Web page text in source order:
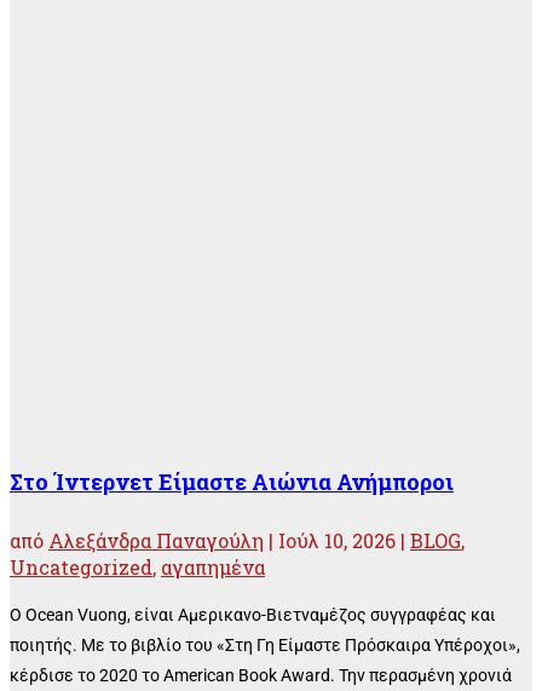
Στο Ίντερνετ Είμαστε Αιώνια Ανήμποροι
από Αλεξάνδρα Παναγούλη | Ιούλ 10, 2026 | BLOG,
Uncategorized, αγαπημένα
O Ocean Vuong, είναι Αμερικανο-Βιετναμέζος συγγραφέας και
ποιητής. Με το βιβλίο του «Στη Γη Είμαστε Πρόσκαιρα Υπέροχοι»,
κέρδισε το 2020 το American Book Award. Την περασμένη χρονιά